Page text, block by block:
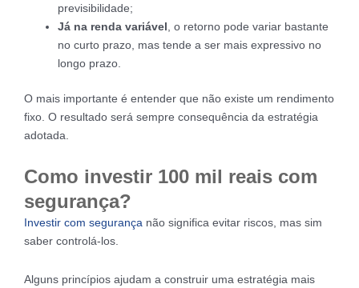
previsibilidade;
Já na renda variável , o retorno pode variar bastante
no curto prazo, mas tende a ser mais expressivo no
longo prazo.
O mais importante é entender que não existe um rendimento
fixo. O resultado será sempre consequência da estratégia
adotada.
Como investir 100 mil reais com
segurança?
Investir com segurança não significa evitar riscos, mas sim
saber controlá-los.
Alguns princípios ajudam a construir uma estratégia mais